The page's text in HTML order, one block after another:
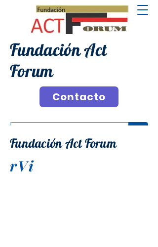
Fundación Act
Forum
Contacto
Fundación Act Forum
rVi